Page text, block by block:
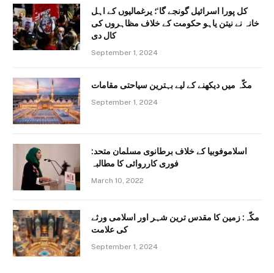
کل پورا اسرائیل گونجے گا‘؛ یرغمالیوں کے اہل
خانہ نے نیتن یاہو حکومت کے خلاف مظاہروں کی
کال دی
September 1, 2024
مکّہ میں دیکھنے کے لیے بہترین سیاحتی مقامات
September 1, 2024
اسلاموفوبیا کے خلاف برطانوی مسلمان متحد:
فوری کارروائی کا مطالبہ
March 10, 2022
مکّہ: زمین کا مقدس ترین شہر اور اسلامی ورثے
کی علامت
September 1, 2024